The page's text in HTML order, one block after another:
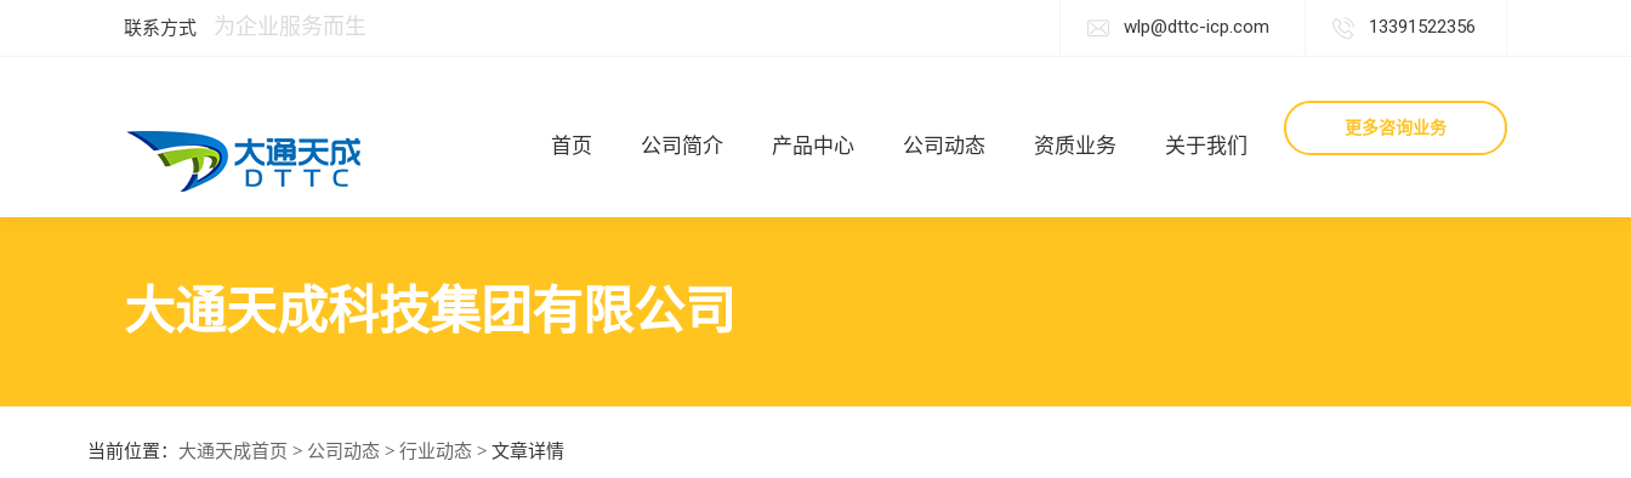
联系方式 为企业服务而生 wlp@dttc-icp.com 13391522356
更多咨询业务
首页 公司简介 产品中心 公司动态 资质业务 关于我们
大通天成科技集团有限公司
当前位置： 大通天成首页 > 公司动态 > 行业动态 > 文章详情